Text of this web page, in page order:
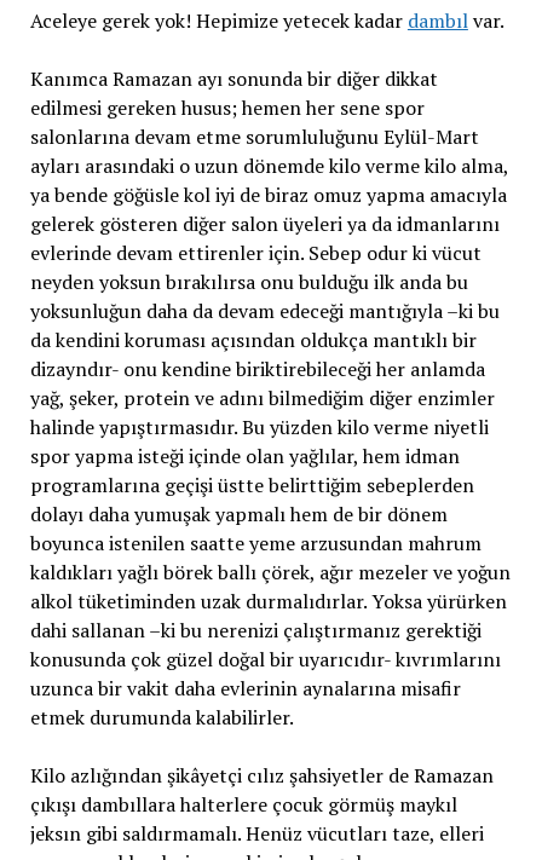
Aceleye gerek yok! Hepimize yetecek kadar dambılvar.
Kanımca Ramazan ayı sonunda bir diğer dikkat
edilmesi gereken husus; hemen her sene spor
salonlarına devam etme sorumluluğunu Eylül-Mart
ayları arasındaki o uzun dönemde kilo verme kilo alma,
ya bende göğüsle kol iyi de biraz omuz yapma amacıyla
gelerek gösteren diğer salon üyeleri ya da idmanlarını
evlerinde devam ettirenler için. Sebep odur ki vücut
neyden yoksun bırakılırsa onu bulduğu ilk anda bu
yoksunluğun daha da devam edeceği mantığıyla –ki bu
da kendini koruması açısından oldukça mantıklı bir
dizayndır- onu kendine biriktirebileceği her anlamda
yağ, şeker, protein ve adını bilmediğim diğer enzimler
halinde yapıştırmasıdır. Bu yüzden kilo verme niyetli
spor yapma isteği içinde olan yağlılar, hem idman
programlarına geçişi üstte belirttiğim sebeplerden
dolayı daha yumuşak yapmalı hem de bir dönem
boyunca istenilen saatte yeme arzusundan mahrum
kaldıkları yağlı börek ballı çörek, ağır mezeler ve yoğun
alkol tüketiminden uzak durmalıdırlar. Yoksa yürürken
dahi sallanan –ki bu nerenizi çalıştırmanız gerektiği
konusunda çok güzel doğal bir uyarıcıdır- kıvrımlarını
uzunca bir vakit daha evlerinin aynalarına misafir
etmek durumunda kalabilirler.
Kilo azlığından şikâyetçi cılız şahsiyetler de Ramazan
çıkışı dambıllara halterlere çocuk görmüş maykıl
jeksın gibi saldırmamalı. Henüz vücutları taze, elleri